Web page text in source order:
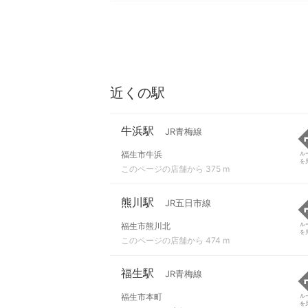
近くの駅
牛浜駅 JR青梅線
福生市牛浜
このページの店舗から 375 m
ル
を
熊川駅 JR五日市線
福生市熊川北
このページの店舗から 474 m
ル
を
福生駅 JR青梅線
福生市本町
ル
を